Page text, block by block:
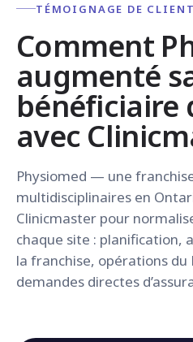
TÉMOIGNAGE DE CLIENT
Comment
augmenté
bénéficiaire
avec
Physiomed — une
multidisciplinaires en
Clinicmaster pour
chaque site : planification,
la franchise, opérations
demandes directes